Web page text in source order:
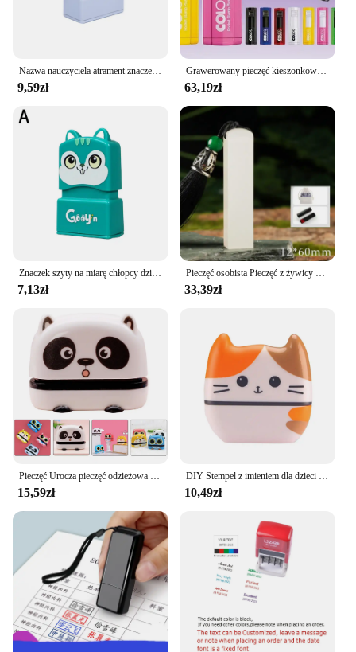
9,59zł
Grawerowany pieczęć kieszonkowy Colop przenośny, niezakryty, chowany pieczęć z tyłu, niestandardowy odręczny pieczęć z imieniem
63,19zł
Znaczek szyty na miarę chłopcy dziewczęta DIY pieczęć dla dzieci dostosowana naklejka nazwa pieczęć ubrania studenckie rozdział bez blaknięcia bezpieczeństwo
7,13zł
Pieczęć osobista Pieczęć z żywicy Pióro do kaligrafii Malowanie Pieczęcie z imionami Chińska pieczęć z kamienia Niestandardowe malowanie kaligrafii Przezroczyste pieczęcie
33,39zł
Pieczęć Urocza pieczęć odzieżowa Tampony zaopatrzeniowe dla dzieci Wodoodporne Ciekawe dzieci Wygodne plastikowe imię Kompaktowe znaczki alfabetu
15,59zł
DIY Stempel z imieniem dla dzieci Odzież dziecięca Stempel Etykietowanie na książki Tornister (nie konfigurowalny)
10,49zł